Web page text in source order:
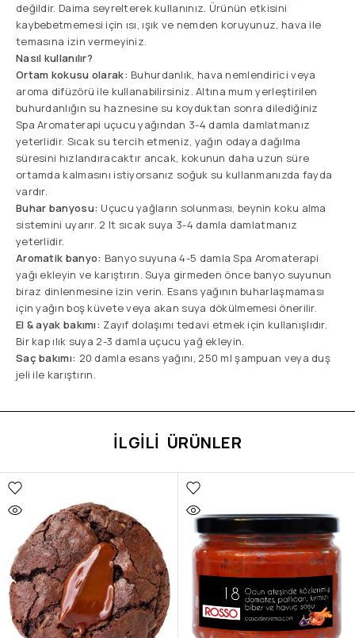
değildir. Daima seyrelterek kullanınız. Ürünün etkisini
kaybebetmemesi için ısı, ışık ve nemden koruyunuz, hava ile
temasına izin vermeyiniz.
Nasıl kullanılır?
Ortam kokusu olarak: Buhurdanlık, hava nemlendirici veya
aroma difüzörü ile kullanabilirsiniz. Altına mum yerleştirilen
buhurdanlığın su haznesine su koyduktan sonra dilediğiniz
Spa Aromaterapi uçucu yağından 3-4 damla damlatmanız
yeterlidir. Sıcak su tercih etmeniz, yağın odaya dağılma
süresini hızlandıracaktır ancak, kokunun daha uzun süre
ortamda kalmasını istiyorsanız soğuk su kullanmanızda fayda
vardır.
Buhar banyosu: Uçucu yağların solunması, beynin koku alma
sistemini uyarır. 2 lt sıcak suya 3-4 damla damlatmanız
yeterlidir.
Aromatik banyo: Banyo suyuna 4-5 damla Spa Aromaterapi
yağı ekleyin ve karıştırın. Suya girmeden önce banyo suyunun
biraz dinlenmesine izin verin. Esans yağının buharlaşmaması
için yağın boş küvete veya akan suya dökülmemesi önerilir.
El & ayak bakımı: Zayıf dolaşımı tedavi etmek için kullanışlıdır.
Bir kap ılık suya 2-3 damla uçucu yağ ekleyin.
Saç bakımı: 20 damla esans yağını, 250 ml şampuan veya duş
jeli ile karıştırın.
İLGILI ÜRÜNLER